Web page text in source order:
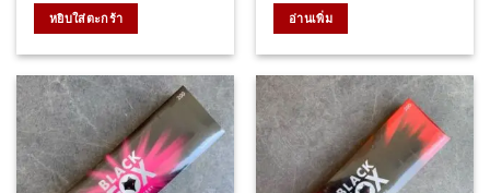
หยิบใส่ตะกร้า อ่านเพิ่ม